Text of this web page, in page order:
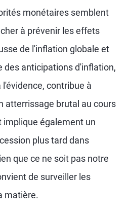
monétaires semblent
à prévenir les effets
de l'inflation globale et
des anticipations d'inflation,
contribue à
atterrissage brutal au cours
implique également un
plus tard dans
que ce ne soit pas notre
de surveiller les
matière.